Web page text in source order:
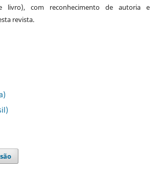
livro), com reconhecimento de autoria e
revista.